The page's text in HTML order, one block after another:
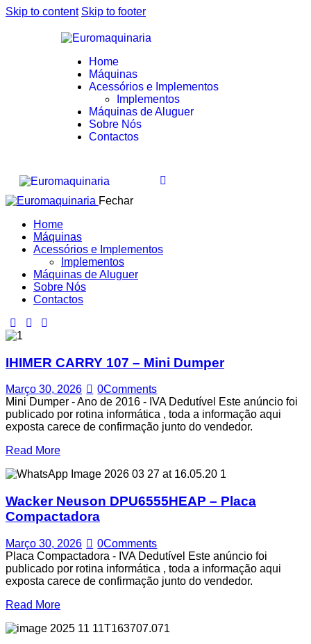
Skip to content Skip to footer
Home
Máquinas
Acessórios e Implementos
Implementos
Máquinas de Aluguer
Sobre Nós
Contactos
Fechar
Home
Máquinas
Acessórios e Implementos
Implementos
Máquinas de Aluguer
Sobre Nós
Contactos
IHIMER CARRY 107 – Mini Dumper
Março 30, 2026 0Comments
Mini Dumper - Ano de 2016 - IVA Dedutível Este anúncio foi
publicado por rotina informática , toda a informação aqui
exposta carece de confirmação junto do vendedor.
Read More
Wacker Neuson DPU6555HEAP – Placa
Compactadora
Março 30, 2026 0Comments
Placa Compactadora - IVA Dedutível Este anúncio foi
publicado por rotina informática , toda a informação aqui
exposta carece de confirmação junto do vendedor.
Read More